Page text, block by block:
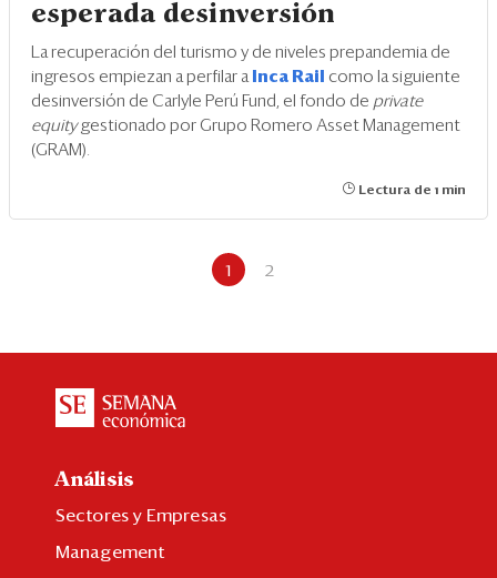
esperada desinversión
La recuperación del turismo y de niveles prepandemia de
ingresos empiezan a perfilar a
Inca Rail como la siguiente
desinversión de Carlyle Perú Fund, el fondo de private
equity gestionado por Grupo Romero Asset Management
(GRAM).
Lectura de 1 min
1 2
Análisis
Sectores y Empresas
Management